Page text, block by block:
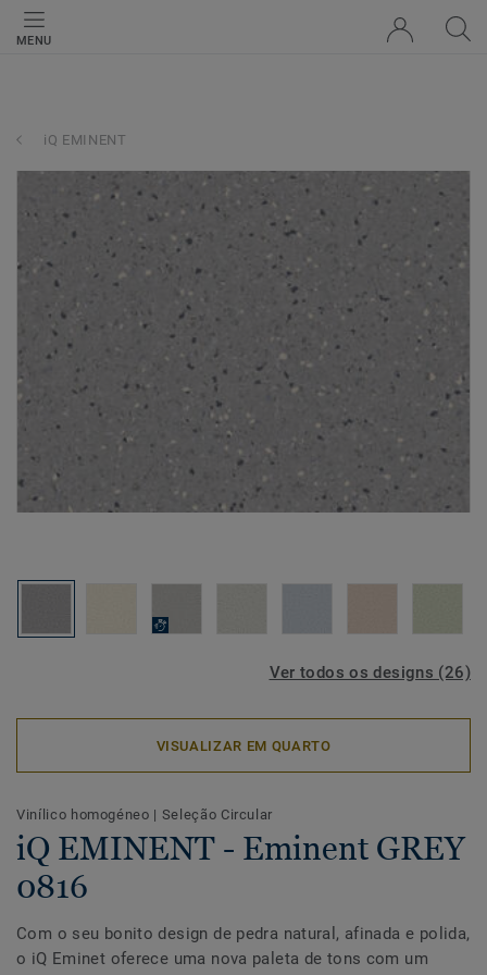
MENU
iQ EMINENT
Ver todos os designs (26)
VISUALIZAR EM QUARTO
Vinílico homogéneo | Seleção Circular
iQ EMINENT - Eminent GREY
0816
Com o seu bonito design de pedra natural, afinada e polida,
o iQ Eminet oferece uma nova paleta de tons com um